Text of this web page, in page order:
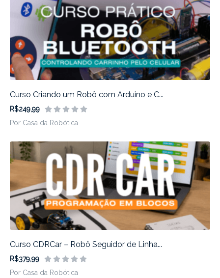
Curso Criando um Robô com Arduino e C...
R$249,99
Por Casa da Robótica
Curso CDRCar – Robô Seguidor de Linha...
R$379,99
Por Casa da Robótica